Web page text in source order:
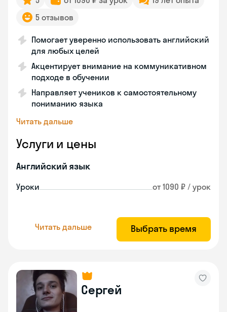
5 отзывов
Помогает уверенно использовать английский
для любых целей
Акцентирует внимание на коммуникативном
подходе в обучении
Направляет учеников к самостоятельному
пониманию языка
Читать дальше
Услуги и цены
Английский язык
Уроки от 1090 ₽ / урок
Читать дальше Выбрать время
Сергей